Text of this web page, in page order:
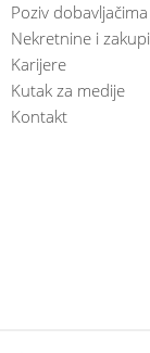
Poziv dobavljačima
Nekretnine i zakupi
Karijere
Kutak za medije
Kontakt